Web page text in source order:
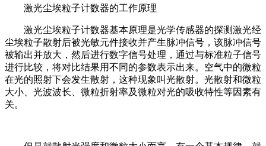
激光尘埃粒子计数器的工作原理
激光尘埃粒子计数器基本原理是光学传感器的探测激光经
尘埃粒子散射后被光敏元件接收并产生脉冲信号，该脉冲信号
被输出并放大，然后进行数字信号处理，通过与标准粒子信号
进行比较，将对比结果用不同的参数表示出来。空气中的微粒
在光的照射下会发生散射，这种现象叫光散射。光散射和微粒
大小、光波波长、微粒折射率及微粒对光的吸收特性等因素有
关。